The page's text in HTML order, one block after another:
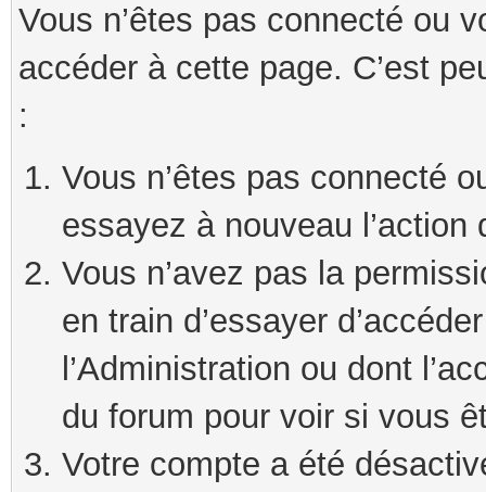
Vous n’êtes pas connecté ou
accéder à cette page. C’est
:
Vous n’êtes pas connecté
essayez à nouveau
Vous n’avez pas la
en train d’essayer
l’Administration ou dont
du forum pour voir si vous
Votre compte a été